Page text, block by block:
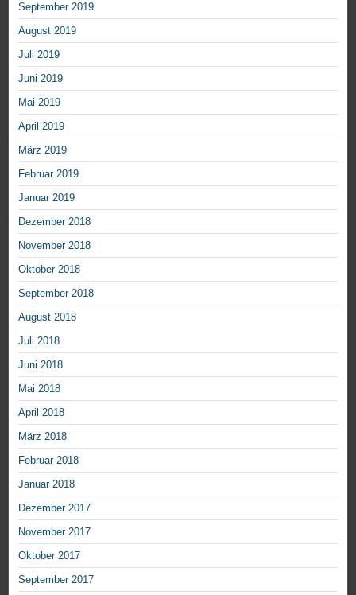
September 2019
August 2019
Juli 2019
Juni 2019
Mai 2019
April 2019
März 2019
Februar 2019
Januar 2019
Dezember 2018
November 2018
Oktober 2018
September 2018
August 2018
Juli 2018
Juni 2018
Mai 2018
April 2018
März 2018
Februar 2018
Januar 2018
Dezember 2017
November 2017
Oktober 2017
September 2017